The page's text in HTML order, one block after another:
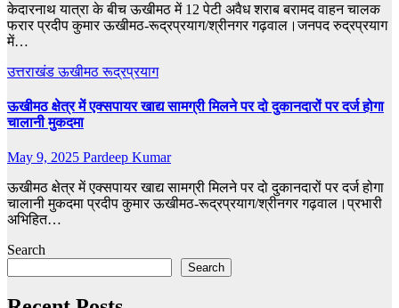
केदारनाथ यात्रा के बीच ऊखीमठ में 12 पेटी अवैध शराब बरामद वाहन चालक
फरार प्रदीप कुमार ऊखीमठ-रूद्रप्रयाग/श्रीनगर गढ़वाल।जनपद रुद्रप्रयाग
में…
उत्तराखंडऊखीमठरूद्रप्रयाग
ऊखीमठ क्षेत्र में एक्सपायर खाद्य सामग्री मिलने पर दो दुकानदारों पर दर्ज होगा
चालानी मुकदमा
May 9, 2025 Pardeep Kumar
ऊखीमठ क्षेत्र में एक्सपायर खाद्य सामग्री मिलने पर दो दुकानदारों पर दर्ज होगा
चालानी मुकदमा प्रदीप कुमार ऊखीमठ-रूद्रप्रयाग/श्रीनगर गढ़वाल।प्रभारी
अभिहित…
Search
Search